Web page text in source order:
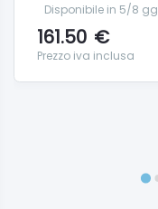
Disponibile in 5/8 gg
161.50 €
Prezzo iva inclusa